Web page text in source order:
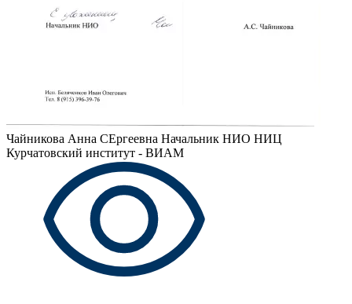
Чайникова Анна СЕргеевна Начальник НИО НИЦ
Курчатовский институт - ВИАМ